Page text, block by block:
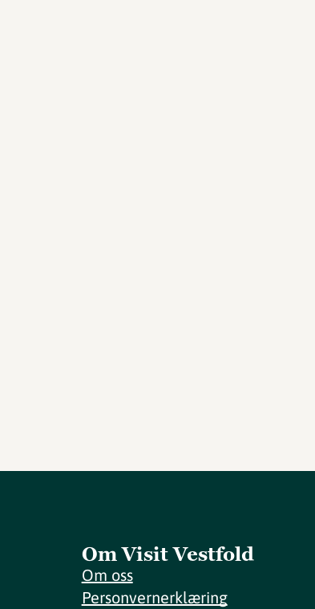
Om Visit Vestfold
Om oss
Personvernerklæring